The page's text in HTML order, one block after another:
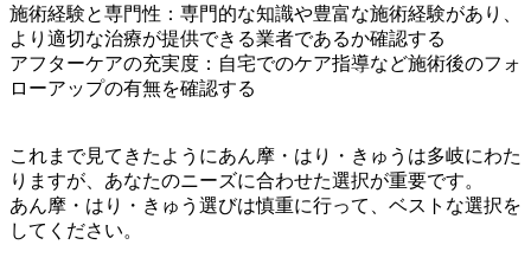
施術経験と専門性：専門的な知識や豊富な施術経験があり、
より適切な治療が提供できる業者であるか確認する
アフターケアの充実度：自宅でのケア指導など施術後のフォ
ローアップの有無を確認する
これまで見てきたようにあん摩・はり・きゅうは多岐にわた
りますが、あなたのニーズに合わせた選択が重要です。
あん摩・はり・きゅう選びは慎重に行って、ベストな選択を
してください。